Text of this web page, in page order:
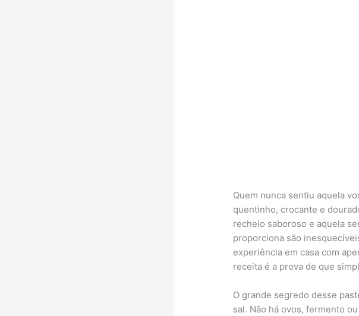
Quem nunca sentiu aquela
quentinho, crocante e
recheio saboroso e aquela
proporciona são
experiência em casa com
receita é a prova de que
O grande segredo desse
sal. Não há ovos, fermento